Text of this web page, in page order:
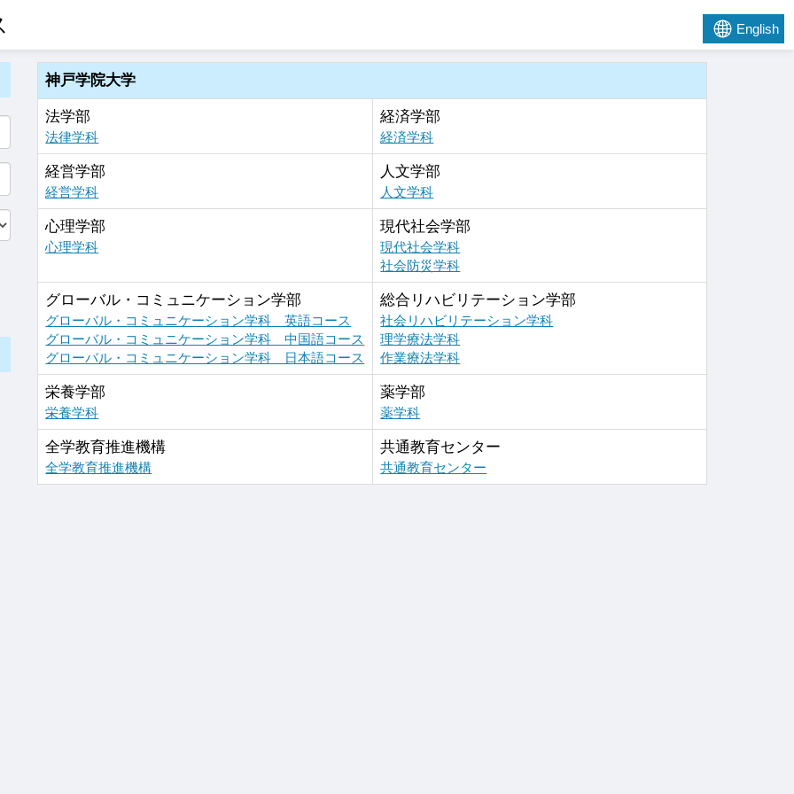
English
神戸学院大学
法学部
法律学科
経済学部
経済学科
経営学部
経営学科
人文学部
人文学科
心理学部
心理学科
現代社会学部
現代社会学科
社会防災学科
グローバル・コミュニケーション学部
グローバル・コミュニケーション学科 英語コース
グローバル・コミュニケーション学科 中国語コース
グローバル・コミュニケーション学科 日本語コース
総合リハビリテーション学部
社会リハビリテーション学科
理学療法学科
作業療法学科
栄養学部
栄養学科
薬学部
薬学科
全学教育推進機構
全学教育推進機構
共通教育センター
共通教育センター